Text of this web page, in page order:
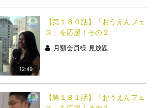
12:49
【第１８０話】「おうえんフェ
ス」を応援！その２
月額会員様 見放題
【第１８１話】「おうえんフェ